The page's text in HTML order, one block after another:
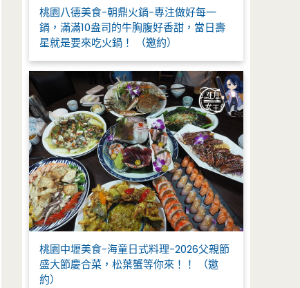
桃園八德美食-朝鼎火鍋-專注做好每一
鍋，滿滿10盎司的牛胸腹好香甜，當日壽
星就是要來吃火鍋！ （邀約）
桃園中壢美食-海童日式料理-2026父親節
盛大節慶合菜，松葉蟹等你來！！ （邀
約）